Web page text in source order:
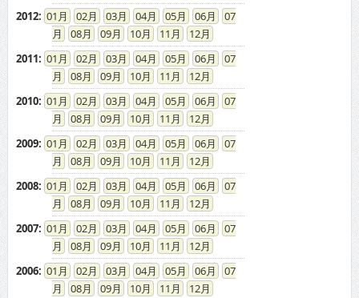
2012: 01 02 03 04 05 06
07
08
09 10 11
12
2011: 01 02 03 04 05 06
07
08
09 10 11
12
2010: 01 02 03 04 05 06
07
08
09 10 11
12
2009: 01 02 03 04 05 06
07
08
09 10 11
12
2008: 01 02 03 04 05 06
07
08
09 10 11
12
2007: 01 02 03 04 05 06
07
08
09 10 11
12
2006: 01 02 03 04 05 06
07
08
09 10 11
12